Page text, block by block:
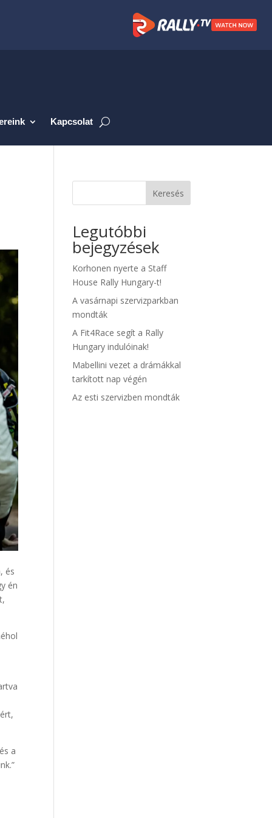
Kapcsolat
és
én
a
Keresés
Legutóbbi
bejegyzések
Korhonen nyerte a Staff
House Rally Hungary-t!
A vasárnapi szervizparkban
mondták
A Fit4Race segít a Rally
Hungary indulóinak!
Mabellini vezet a drámákkal
tarkított nap végén
Az esti szervizben mondták